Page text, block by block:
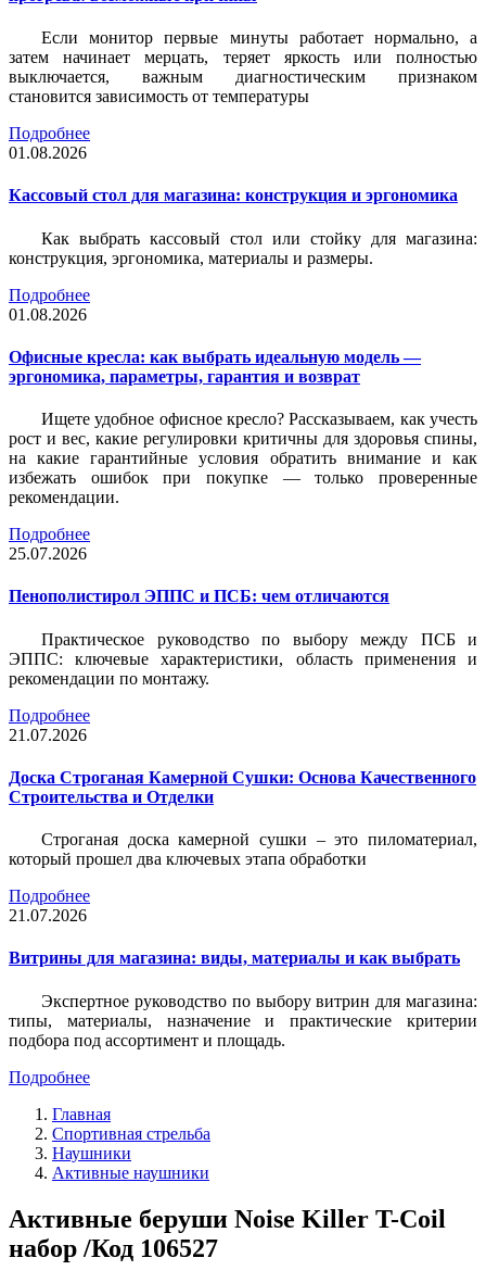
Если монитор первые минуты работает нормально, а
затем начинает мерцать, теряет яркость или полностью
выключается, важным диагностическим признаком
становится зависимость от температуры
Подробнее
01.08.2026
Кассовый стол для магазина: конструкция и эргономика
Как выбрать кассовый стол или стойку для магазина:
конструкция, эргономика, материалы и размеры.
Подробнее
01.08.2026
Офисные кресла: как выбрать идеальную модель —
эргономика, параметры, гарантия и возврат
Ищете удобное офисное кресло? Рассказываем, как учесть
рост и вес, какие регулировки критичны для здоровья спины,
на какие гарантийные условия обратить внимание и как
избежать ошибок при покупке — только проверенные
рекомендации.
Подробнее
25.07.2026
Пенополистирол ЭППС и ПСБ: чем отличаются
Практическое руководство по выбору между ПСБ и
ЭППС: ключевые характеристики, область применения и
рекомендации по монтажу.
Подробнее
21.07.2026
Доска Строганая Камерной Сушки: Основа Качественного
Строительства и Отделки
Строганая доска камерной сушки – это пиломатериал,
который прошел два ключевых этапа обработки
Подробнее
21.07.2026
Витрины для магазина: виды, материалы и как выбрать
Экспертное руководство по выбору витрин для магазина:
типы, материалы, назначение и практические критерии
подбора под ассортимент и площадь.
Подробнее
Главная
Спортивная стрельба
Наушники
Активные наушники
Активные беруши Noise Killer T-Coil
набор /Код 106527